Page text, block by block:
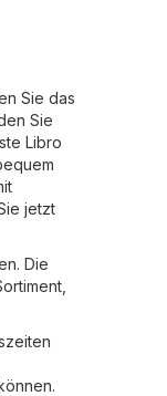
Sie das
Sie
Libro
jetzt
Die